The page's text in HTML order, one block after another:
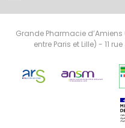
Grande Pharmacie
entre Paris et Lille) - 11